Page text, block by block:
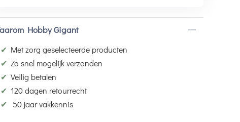
Hobby Gigant
✔ Met zorg geselecteerde producten
✔ Zo snel mogelijk verzonden
✔ Veilig betalen
✔ 120 dagen retourrecht
✔
50 jaar vakkennis